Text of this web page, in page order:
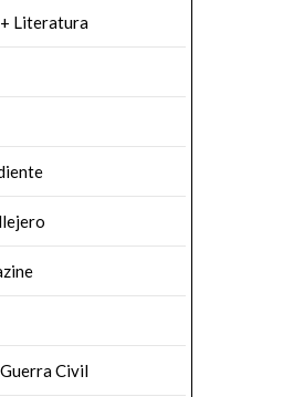
Literatura
Civil